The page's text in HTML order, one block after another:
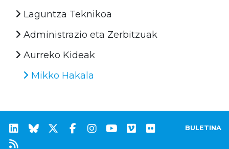
Laguntza Teknikoa
Administrazio eta Zerbitzuak
Aurreko Kideak
Mikko Hakala
BULETINA